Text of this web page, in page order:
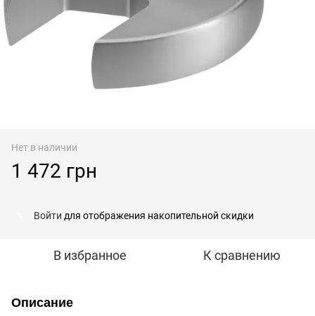
Нет в наличии
1 472 грн
Войти для отображения накопительной скидки
В избранное К сравнению
Описание